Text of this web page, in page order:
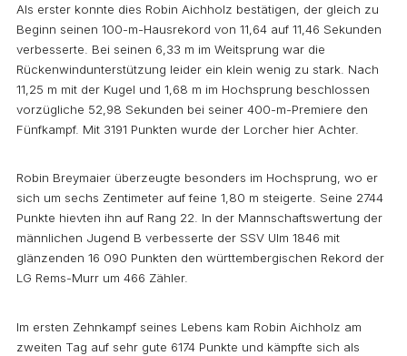
Als erster konnte dies Robin Aichholz bestätigen, der gleich zu
Beginn seinen 100-m-Hausrekord von 11,64 auf 11,46 Sekunden
verbesserte. Bei seinen 6,33 m im Weitsprung war die
Rückenwindunterstützung leider ein klein wenig zu stark. Nach
11,25 m mit der Kugel und 1,68 m im Hochsprung beschlossen
vorzügliche 52,98 Sekunden bei seiner 400-m-Premiere den
Fünfkampf. Mit 3191 Punkten wurde der Lorcher hier Achter.
Robin Breymaier überzeugte besonders im Hochsprung, wo er
sich um sechs Zentimeter auf feine 1,80 m steigerte. Seine 2744
Punkte hievten ihn auf Rang 22. In der Mannschaftswertung der
männlichen Jugend B verbesserte der SSV Ulm 1846 mit
glänzenden 16 090 Punkten den württembergischen Rekord der
LG Rems-Murr um 466 Zähler.
Im ersten Zehnkampf seines Lebens kam Robin Aichholz am
zweiten Tag auf sehr gute 6174 Punkte und kämpfte sich als